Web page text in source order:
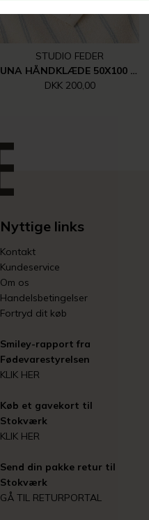
STUDIO FEDER
DKK 200,00
Nyttige links
Kontakt
Kundeservice
Om os
Handelsbetingelser
Fortryd dit køb
Smiley-rapport fra
Fødevarestyrelsen
KLIK HER
Køb et gavekort til
Stokværk
KLIK HER
Send din pakke retur til
Stokværk
GÅ TIL RETURPORTAL